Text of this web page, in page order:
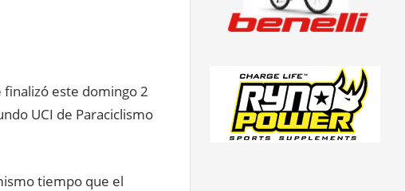
este domingo 2
UCI de Paraciclismo
tiempo que el